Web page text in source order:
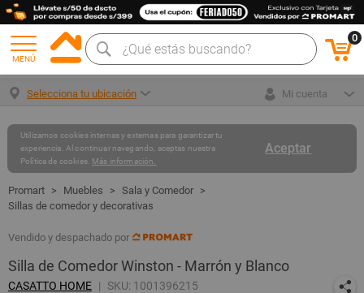
MENÚ
0
Selecciona tu ubicación Mi cuenta
Aceptar
Utilizamos cookies internas y externas para garantizar tu
experiencia. Al continuar navegando, aceptas nuestra
Política de cookies. Más información.
Muebles
Sala y Comedor
Sillas de comedor y decorativas
Vendido y despachado por
Silla de Comedor Winston - Marrón y Blanco
CASATTO HOME SKU: 1001396215